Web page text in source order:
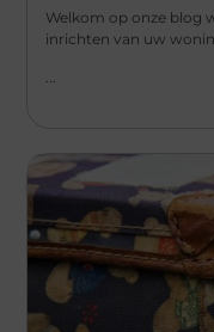
Welkom op onze blog
inrichten van uw
...